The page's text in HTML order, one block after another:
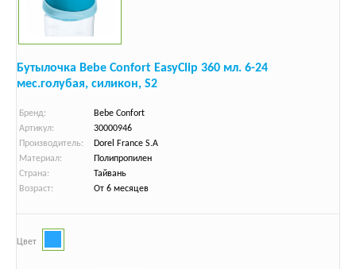
Бутылочка Bebe Confort EasyClip 360 мл. 6-24
мес.голубая, силикон, S2
Бренд:
Bebe Confort
Артикул:
30000946
Производитель:
Dorel France S.A
Материал:
Полипропилен
Страна:
Тайвань
Возраст:
От 6 месяцев
Цвет